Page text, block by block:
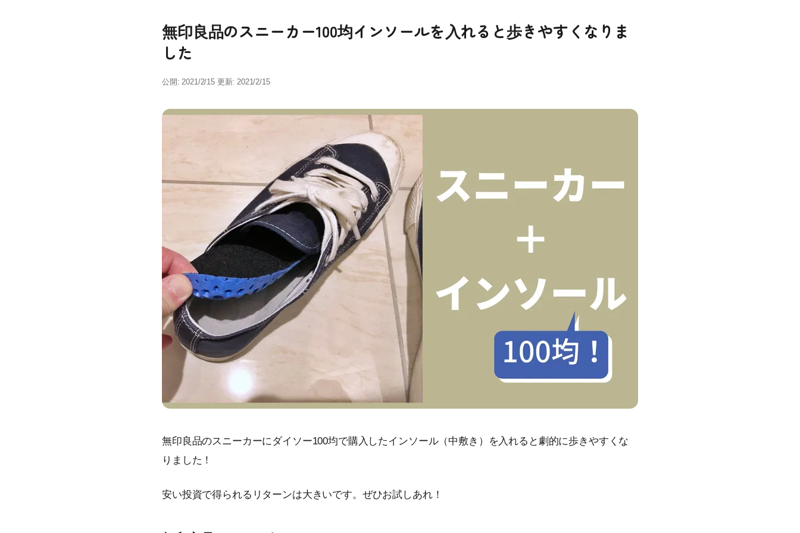
無印良品のスニーカー100均インソールを入れると歩きやすくなりま
した
公開: 2021/2/15 更新: 2021/2/15
無印良品のスニーカーにダイソー100均で購入したインソール（中敷き）を入れると劇的に歩きやすくな
りました！
安い投資で得られるリターンは大きいです。ぜひお試しあれ！